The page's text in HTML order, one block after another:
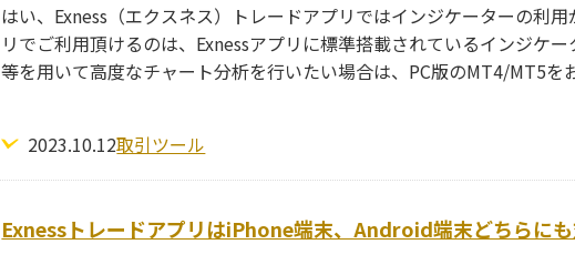
はい、Exness（エクスネス）トレードアプリではインジケーターの利
リでご利用頂けるのは、Exnessアプリに標準搭載されているインジケ
等を用いて高度なチャート分析を行いたい場合は、PC版のMT4/MT5を
2023.10.12取引ツール
ExnessトレードアプリはiPhone端末、Android端末どちらにも